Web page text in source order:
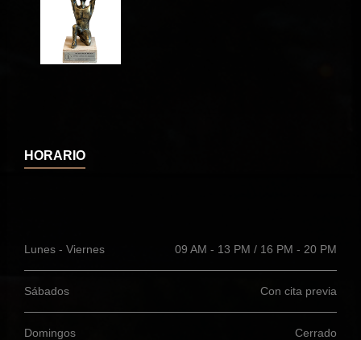
HORARIO
Lunes - Viernes 09 AM - 13 PM / 16 PM - 20 PM
Sábados Con cita previa
Domingos Cerrado